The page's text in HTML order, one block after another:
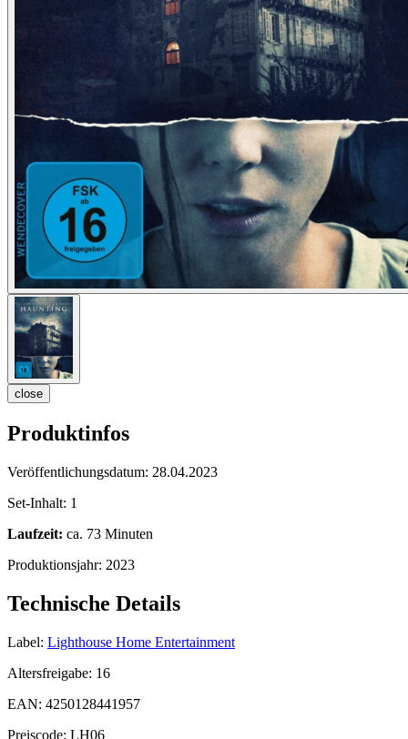
close
Produktinfos
Veröffentlichungsdatum: 28.04.2023
Set-Inhalt: 1
Laufzeit: ca. 73 Minuten
Produktionsjahr: 2023
Technische Details
Label: Lighthouse Home Entertainment
Altersfreigabe: 16
EAN: 4250128441957
Preiscode: LH06